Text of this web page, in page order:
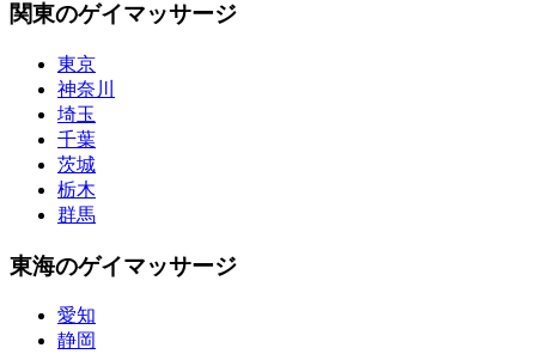
関東のゲイマッサージ
東京
神奈川
埼玉
千葉
茨城
栃木
群馬
東海のゲイマッサージ
愛知
静岡